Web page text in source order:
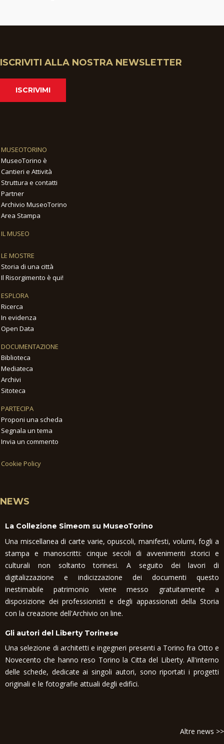
ISCRIVITI ALLA NOSTRA NEWSLETTER
ISCRIVIMI
MUSEOTORINO
MuseoTorino è
Cantieri e Attività
Struttura e contatti
Partner
Archivio MuseoTorino
Area Stampa
IL MUSEO
LE MOSTRE
Storia di una città
Il Risorgimento è qui!
ESPLORA
Ricerca
In evidenza
Open Data
DOCUMENTAZIONE
Biblioteca
Mediateca
Archivi
Sitoteca
PARTECIPA
Proponi una scheda
Segnala un tema
Invia un commento
Cookie Policy
NEWS
La Collezione Simeom su MuseoTorino
Una miscellanea di carte varie, opuscoli, manifesti, volumi, fogli a
stampa e manoscritti: cinque secoli di avvenimenti storici e
culturali non soltanto torinesi. A seguito dei lavori di
digitalizzazione e indicizzazione dei documenti questo
inestimabile patrimonio viene messo gratuitamente a
disposizione dei professionisti e degli appassionati della Storia
con la creazione dell'Archivio on line.
Gli autori del Liberty Torinese
Una selezione di architetti e ingegneri presenti a Torino fra Otto e
Novecento che hanno reso Torino la Citta del Liberty. All'interno
delle schede, dedicate ai singoli autori, sono riportati i progetti
originali e le fotografie attuali degli edifici.
Altre news >>